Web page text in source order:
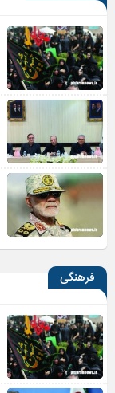
فرهنگی